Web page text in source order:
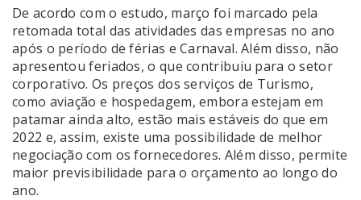
De acordo com o estudo, março foi marcado pela
retomada total das atividades das empresas no ano
após o período de férias e Carnaval. Além disso, não
apresentou feriados, o que contribuiu para o setor
corporativo. Os preços dos serviços de Turismo,
como aviação e hospedagem, embora estejam em
patamar ainda alto, estão mais estáveis do que em
2022 e, assim, existe uma possibilidade de melhor
negociação com os fornecedores. Além disso, permite
maior previsibilidade para o orçamento ao longo do
ano.